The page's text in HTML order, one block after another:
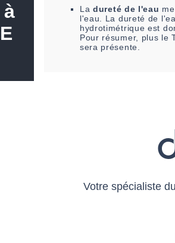
La dureté de l'eau
l'eau. La dureté de
hydrotimétrique est
Pour résumer, plus le
sera présente.
Votre spécialiste